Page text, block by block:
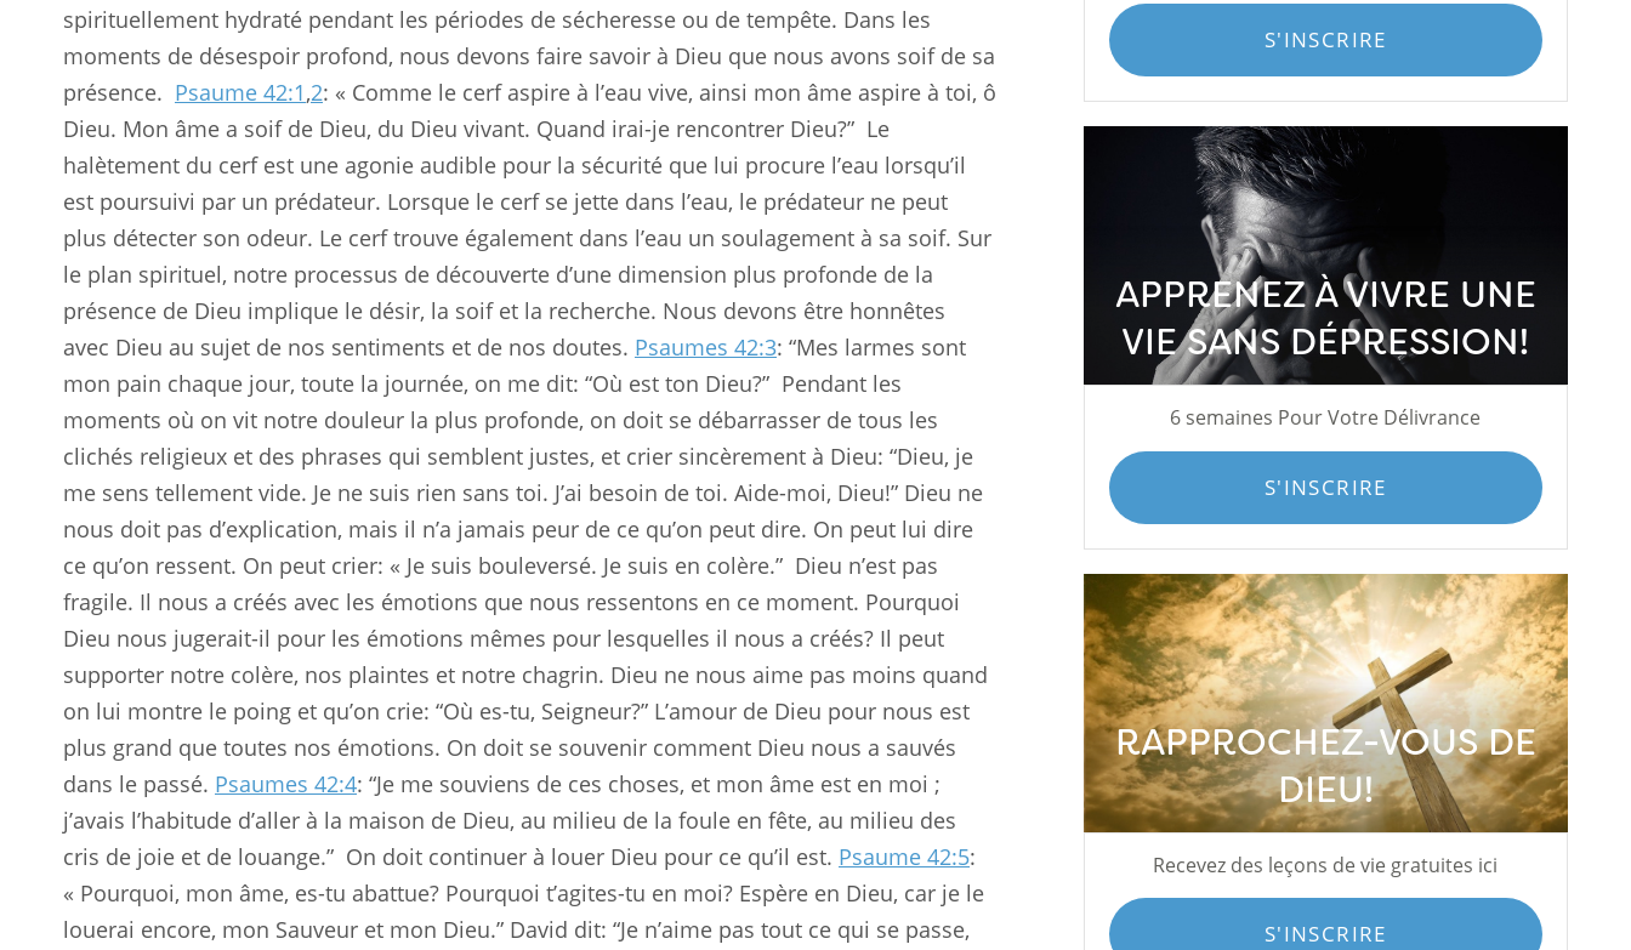
spirituellement hydraté pendant les périodes de sécheresse ou de tempête. Dans les
moments de désespoir profond, nous devons faire savoir à Dieu que nous avons soif de sa
présence. Psaume 42:1,2: « Comme le cerf aspire à l’eau vive, ainsi mon âme aspire à toi, ô
Dieu. Mon âme a soif de Dieu, du Dieu vivant. Quand irai-je rencontrer Dieu?” Le
halètement du cerf est une agonie audible pour la sécurité que lui procure l’eau lorsqu’il
est poursuivi par un prédateur. Lorsque le cerf se jette dans l’eau, le prédateur ne peut
plus détecter son odeur. Le cerf trouve également dans l’eau un soulagement à sa soif. Sur
le plan spirituel, notre processus de découverte d’une dimension plus profonde de la
présence de Dieu implique le désir, la soif et la recherche. Nous devons être honnêtes
avec Dieu au sujet de nos sentiments et de nos doutes. Psaumes 42:3: “Mes larmes sont
mon pain chaque jour, toute la journée, on me dit: “Où est ton Dieu?” Pendant les
moments où on vit notre douleur la plus profonde, on doit se débarrasser de tous les
clichés religieux et des phrases qui semblent justes, et crier sincèrement à Dieu: “Dieu, je
me sens tellement vide. Je ne suis rien sans toi. J’ai besoin de toi. Aide-moi, Dieu!” Dieu ne
nous doit pas d’explication, mais il n’a jamais peur de ce qu’on peut dire. On peut lui dire
ce qu’on ressent. On peut crier: « Je suis bouleversé. Je suis en colère.” Dieu n’est pas
fragile. Il nous a créés avec les émotions que nous ressentons en ce moment. Pourquoi
Dieu nous jugerait-il pour les émotions mêmes pour lesquelles il nous a créés? Il peut
supporter notre colère, nos plaintes et notre chagrin. Dieu ne nous aime pas moins quand
on lui montre le poing et qu’on crie: “Où es-tu, Seigneur?” L’amour de Dieu pour nous est
plus grand que toutes nos émotions. On doit se souvenir comment Dieu nous a sauvés
dans le passé. Psaumes 42:4: “Je me souviens de ces choses, et mon âme est en moi ;
j’avais l’habitude d’aller à la maison de Dieu, au milieu de la foule en fête, au milieu des
cris de joie et de louange.” On doit continuer à louer Dieu pour ce qu’il est. Psaume 42:5:
« Pourquoi, mon âme, es-tu abattue? Pourquoi t’agites-tu en moi? Espère en Dieu, car je le
louerai encore, mon Sauveur et mon Dieu.” David dit: “Je n’aime pas tout ce qui se passe,
S'INSCRIRE
APPRENEZ À VIVRE UNE
VIE SANS DÉPRESSION!
6 semaines Pour Votre Délivrance
S'INSCRIRE
RAPPROCHEZ-VOUS DE
DIEU!
Recevez des leçons de vie gratuites ici
S'INSCRIRE